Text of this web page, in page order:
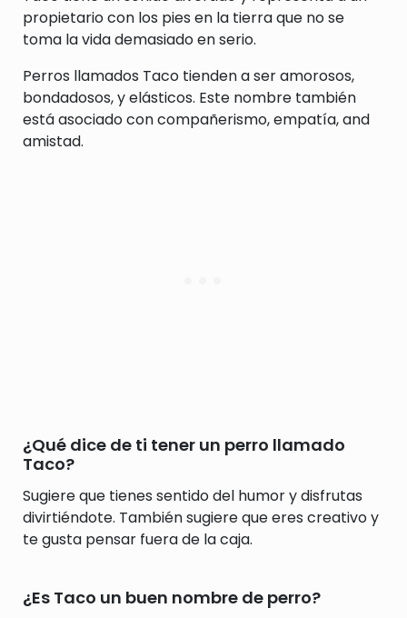
propietario con los pies en la tierra que no se
toma la vida demasiado en serio.
Perros llamados Taco tienden a ser amorosos,
bondadosos, y elásticos. Este nombre también
está asociado con compañerismo, empatía, and
amistad.
¿Qué dice de ti tener un perro llamado
Taco?
Sugiere que tienes sentido del humor y disfrutas
divirtiéndote. También sugiere que eres creativo y
te gusta pensar fuera de la caja.
¿Es Taco un buen nombre de perro?